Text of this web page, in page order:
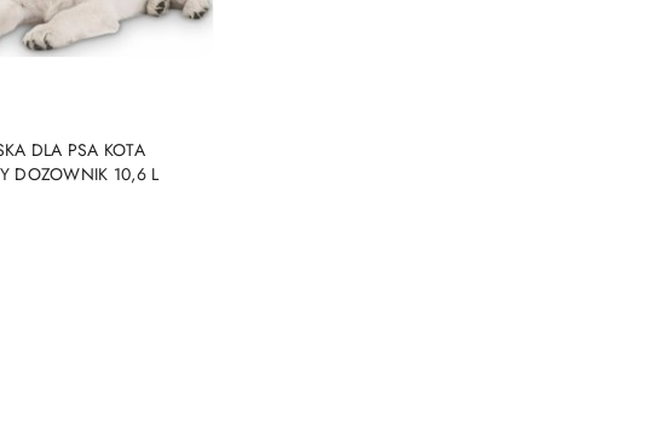
DLA PSA KOTA
DOZOWNIK 10,6 L
NIEDOSTĘPNY